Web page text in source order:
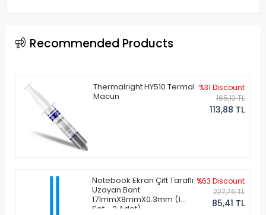
Recommended Products
Thermalright HY510 Termal
Macun
%31 Discount
165,13 TL
113,88 TL
Notebook Ekran Çift Taraflı
Uzayan Bant
171mmX8mmX0.3mm (1
Set - 2 Adet)
%63 Discount
227,76 TL
85,41 TL